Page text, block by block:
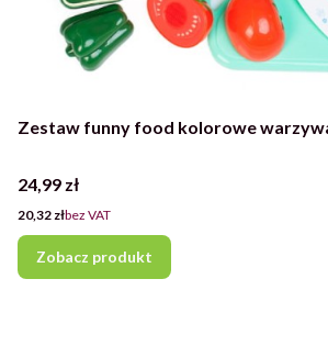
Zestaw funny food kolorowe
Cena
24,99 zł
Cena
20,32 złbez VAT
Zobacz produkt